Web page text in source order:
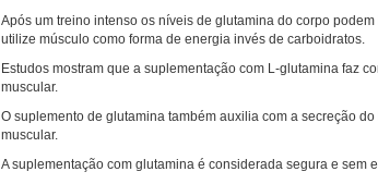
Após um treino intenso os níveis de glutamina do corpo
utilize músculo como forma de energia invés de carboidratos.
Estudos mostram que a suplementação com L-glutamina faz
muscular.
O suplemento de glutamina também auxilia com a secreção
muscular.
A suplementação com glutamina é considerada segura e sem